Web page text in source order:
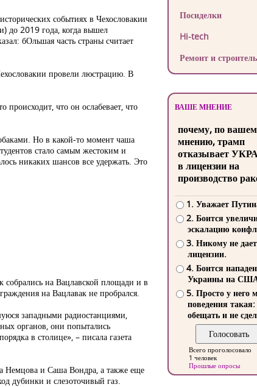
событиях в Чехословакии
до 2019 года, когда вышел
бОльшая часть страны считает
провели люстрацию. В
что он ослабевает, что
Но в какой-то момент чаша
стало самым жестоким и
никаких шансов все удержать. Это
собрались на Вацлавской площади и в
на Вацлавак не пробрался.
западными радиостанциями,
органов, они попытались
в столице», – писала газета
Немцова и Саша Вондра, а также еще
дубинки и слезоточивый газ.
Посиделки
Hi-tech
Ремонт и
ВАШЕ МНЕНИЕ
почему, по
мнению, трамп
отказывает
в лицензии на
производство
1. Уважает
2. Боится
эскалацию
3. Никому не
лицензии.
4. Боится
Украины на
5. Просто у него
поведения такая:
обещать и не
Всего проголосовало
1 человек
Прошлые опросы